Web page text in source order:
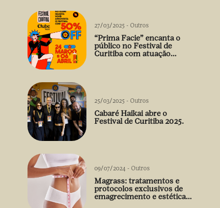
27/03/2025 - Outros
“Prima Facie” encanta o
público no Festival de
Curitiba com atuação
25/03/2025 - Outros
Cabaré Haikai abre o
Festival de Curitiba 2025.
09/07/2024 - Outros
Magrass: tratamentos e
protocolos exclusivos de
emagrecimento e estética